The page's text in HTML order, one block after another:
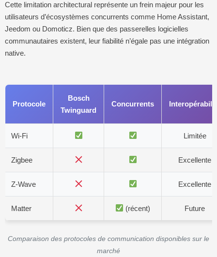
Cette limitation architectural représente un frein majeur pour les
utilisateurs d’écosystèmes concurrents comme Home Assistant,
Jeedom ou Domoticz. Bien que des passerelles logicielles
communautaires existent, leur fiabilité n’égale pas une intégration
native.
Protocole
Bosch
Twinguard
Concurrents
Wi-Fi Limitée
Zigbee Excellente
Z-Wave Excellente
Matter (récent) Future
Comparaison des protocoles de communication disponibles sur le
marché